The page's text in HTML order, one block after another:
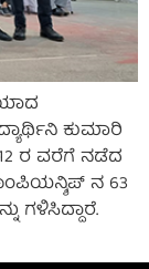
ಕುಮಾರಿ
ರ ವರೆಗೆ ನಡೆದ
ನ 63
ಗಳಿಸಿದ್ದಾರೆ.